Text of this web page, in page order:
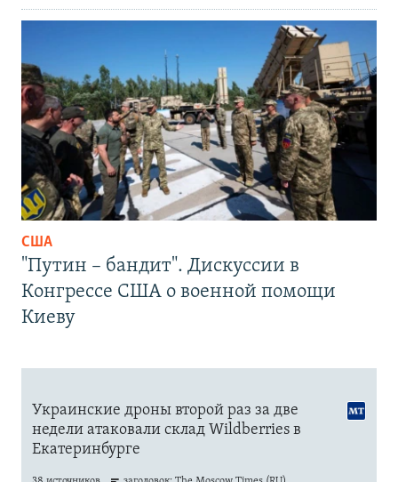
США
"Путин – бандит". Дискуссии в
Конгрессе США о военной помощи
Киеву